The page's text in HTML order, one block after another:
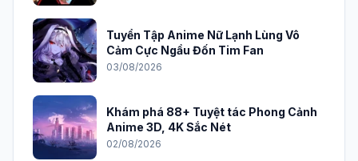
Tuyển Tập Anime Nữ Lạnh Lùng Vô
Cảm Cực Ngầu Đốn Tim Fan
03/08/2026
Khám phá 88+ Tuyệt tác Phong Cảnh
Anime 3D, 4K Sắc Nét
02/08/2026